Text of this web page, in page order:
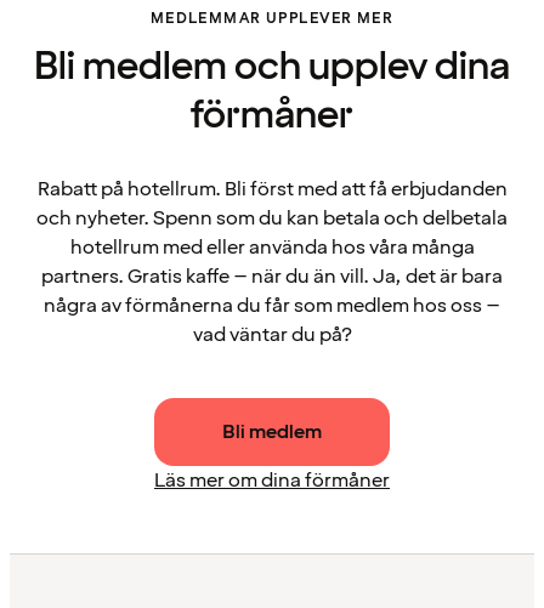
MEDLEMMAR UPPLEVER MER
Bli medlem och upplev dina
förmåner
Rabatt på hotellrum. Bli först med att få erbjudanden
och nyheter. Spenn som du kan betala och delbetala
hotellrum med eller använda hos våra många
partners. Gratis kaffe – när du än vill. Ja, det är bara
några av förmånerna du får som medlem hos oss –
vad väntar du på?
Bli medlem
Läs mer om dina förmåner